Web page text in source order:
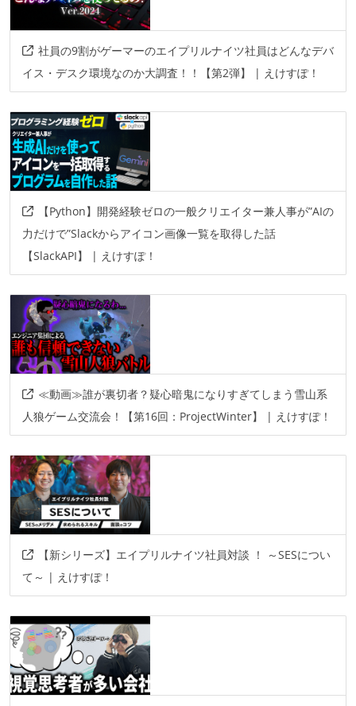
社員の9割がゲーマーのエイプリルナイツ社員はどんなデバ
イス・デスク環境なのか大調査！！【第2弾】 | えけすぽ！
【Python】開発経験ゼロの一般クリエイター兼人事が”AIの
力だけで”Slackからアイコン画像一覧を取得した話
【SlackAPI】 | えけすぽ！
≪動画≫誰が裏切者？疑心暗鬼になりすぎてしまう雪山系
人狼ゲーム交流会！【第16回：ProjectWinter】 | えけすぽ！
【新シリーズ】エイプリルナイツ社員対談 ！ ～SESについ
て～ | えけすぽ！